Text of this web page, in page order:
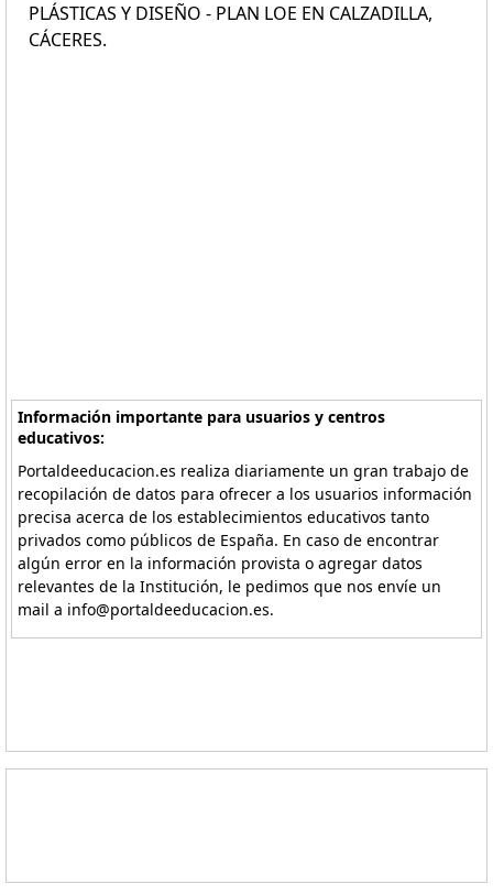
PLÁSTICAS Y DISEÑO - PLAN LOE EN CALZADILLA,
CÁCERES.
Información importante para usuarios y centros
educativos:
Portaldeeducacion.es realiza diariamente un gran trabajo de
recopilación de datos para ofrecer a los usuarios información
precisa acerca de los establecimientos educativos tanto
privados como públicos de España. En caso de encontrar
algún error en la información provista o agregar datos
relevantes de la Institución, le pedimos que nos envíe un
mail a info@portaldeeducacion.es.